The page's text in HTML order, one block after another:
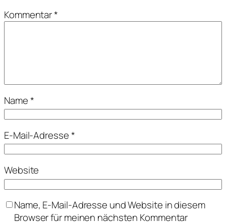
Kommentar*
Name*
E-Mail-Adresse*
Website
Name, E-Mail-Adresse und Website in diesem
Browser für meinen nächsten Kommentar